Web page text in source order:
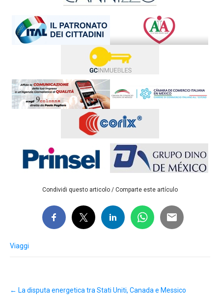
Condividi questo articolo / Comparte este artículo
Viaggi
navigation
← La disputa energetica tra Stati Uniti, Canada e Messico